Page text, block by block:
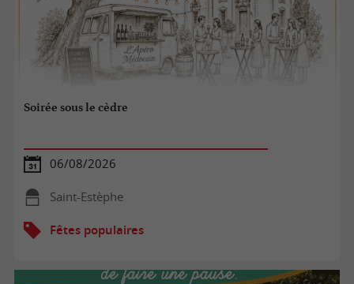
Soirée sous le cèdre
06/08/2026
Saint-Estèphe
Fêtes populaires